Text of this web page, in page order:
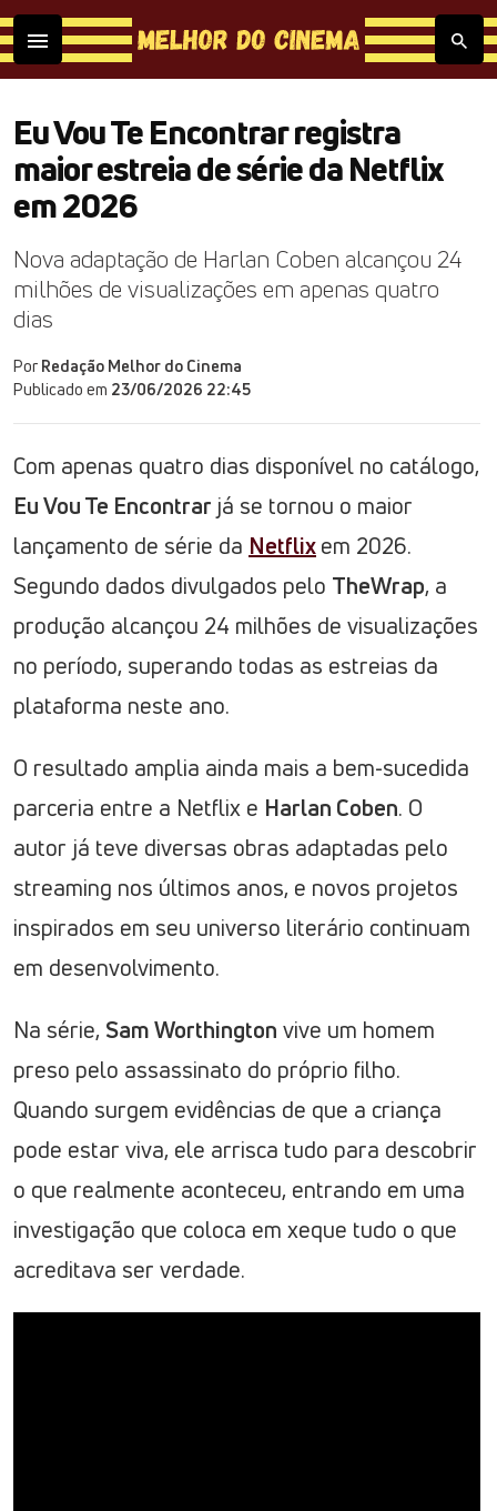
Eu Vou Te Encontrar registra
maior estreia de série da Netflix
em 2026
Nova adaptação de Harlan Coben alcançou 24
milhões de visualizações em apenas quatro
dias
Por Redação Melhor do Cinema
Publicado em 23/06/2026 22:45
Com apenas quatro dias disponível no catálogo,
Eu Vou Te Encontrar já se tornou o maior
lançamento de série da Netflixem 2026.
Segundo dados divulgados pelo TheWrap, a
produção alcançou 24 milhões de visualizações
no período, superando todas as estreias da
plataforma neste ano.
O resultado amplia ainda mais a bem-sucedida
parceria entre a Netflix e Harlan Coben. O
autor já teve diversas obras adaptadas pelo
streaming nos últimos anos, e novos projetos
inspirados em seu universo literário continuam
em desenvolvimento.
Na série, Sam Worthington vive um homem
preso pelo assassinato do próprio filho.
Quando surgem evidências de que a criança
pode estar viva, ele arrisca tudo para descobrir
o que realmente aconteceu, entrando em uma
investigação que coloca em xeque tudo o que
acreditava ser verdade.